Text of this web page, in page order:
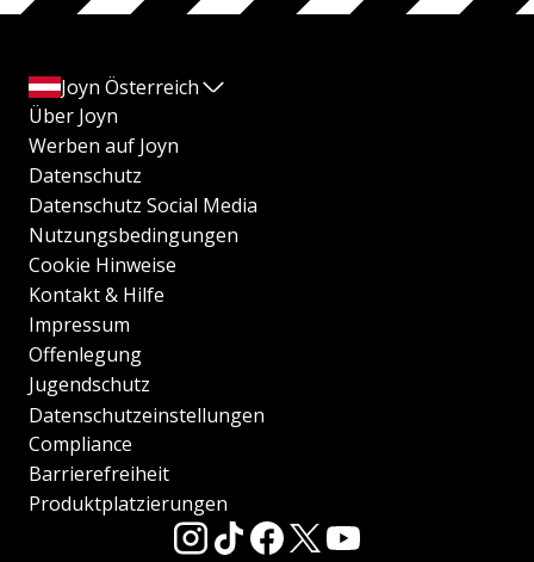
Joyn Österreich
Über Joyn
Werben auf Joyn
Datenschutz
Datenschutz Social Media
Nutzungsbedingungen
Cookie Hinweise
Kontakt & Hilfe
Impressum
Offenlegung
Jugendschutz
Datenschutzeinstellungen
Compliance
Barrierefreiheit
Produktplatzierungen